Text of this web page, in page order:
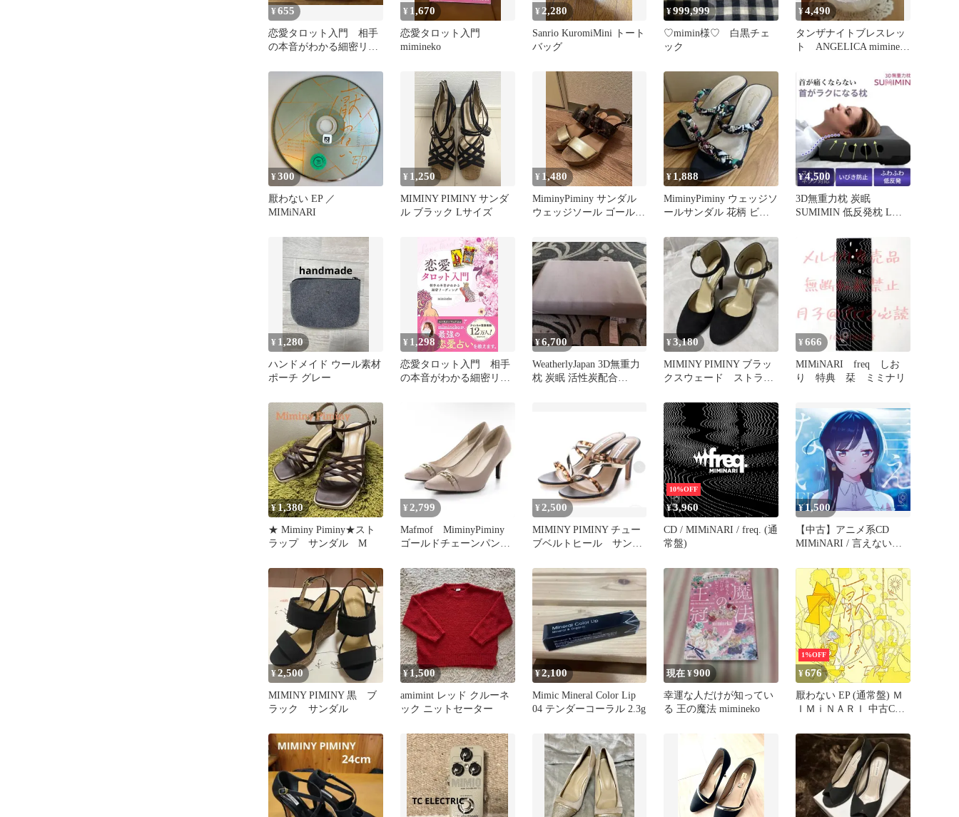
¥655
恋愛タロット入門 相手
の本音がわかる細密リー
¥ 1,670
恋愛タロット入門
mimineko
¥ 2,280
Sanrio KuromiMini トート
バッグ
¥999,999
♡mimin様♡ 白黒チェ
ック
¥4,490
タンザナイトブレスレッ
ト ANGELICA mimineko
¥300
厭わない EP ／
MIMiNARI
¥ 1,250
MIMINY PIMINY サンダ
ル ブラック Lサイズ
¥ 1,480
MiminyPiminy サンダル
ウェッジソール ゴールド
¥1,888
MiminyPiminy ウェッジソ
ールサンダル 花柄 ビジ
¥4,500
3D無重力枕 炭眠
SUMIMIN 低反発枕 Lサ
¥ 1,280
ハンドメイド ウール素材
ポーチ グレー
¥ 1,298
恋愛タロット入門 相手
の本音がわかる細密リー
¥6,700
WeatherlyJapan 3D無重力
枕 炭眠 活性炭配合
¥3,180
MIMINY PIMINY ブラッ
クスウェード ストラッ
¥666
MIMiNARI freq しお
り 特典 栞 ミミナリ
¥1,380
★ Miminy Piminy★スト
ラップ サンダル М
¥ 2,799
Mafmof MiminyPiminy
ゴールドチェーンパンプ
¥ 2,500
MIMINY PIMINY チュー
ブベルトヒール サンダ
10%OFF
¥3,960
CD / MIMiNARI / freq. (通
常盤)
¥1,500
【中古】アニメ系CD
MIMiNARI / 言えない
盤] ～TVアニメ「彼女、
お借りします」EDテーマ
¥2,500
MIMINY PIMINY 黒 ブ
ラック サンダル
¥1,500
amimint レッド クルーネ
ック ニットセーター
¥2,100
Mimic Mineral Color Lip
04 テンダーコーラル 2.3g
現在 ¥900
幸運な人だけが知ってい
る 王の魔法 mimineko
1%OFF
¥676
厭わない EP (通常盤) Ｍ
ＩＭｉＮＡＲＩ 中古CD